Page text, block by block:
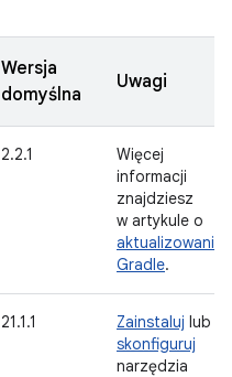
Wersja
domyślna
Uwagi
2.2.1
Więcej
informacji
znajdziesz
w artykule o
aktualizowaniu
Gradle.
21.1.1 Zainstaluj lub
skonfiguruj
narzędzia